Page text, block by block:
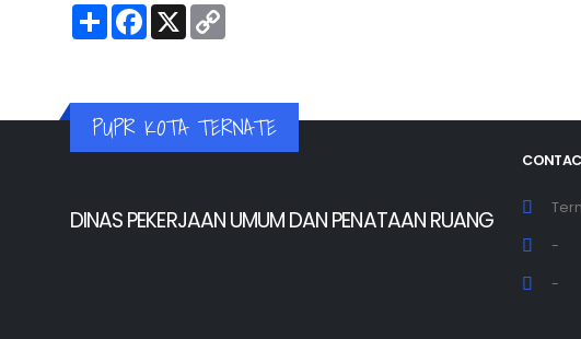
Share Facebook
X
PUPR KOTA TERNATE
DINAS PEKERJAAN UMUM DAN PENATAAN RUANG
-
-